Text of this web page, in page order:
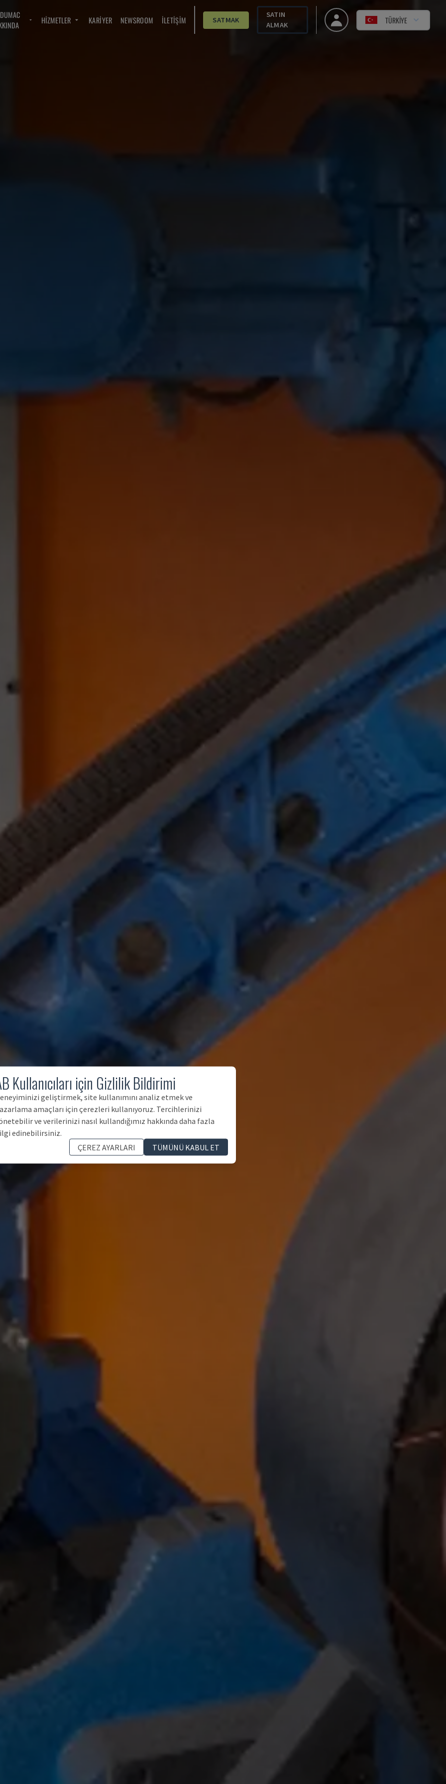
HIZMETLER KARIYER NEWSROOM İLETIŞIM SATMAK
SATIN
ALMAK
TÜRKIYE
Kullanıcıları için Gizlilik Bildirimi
geliştirmek, site kullanımını analiz etmek ve
amaçları için çerezleri kullanıyoruz. Tercihlerinizi
ve verilerinizi nasıl kullandığımız hakkında daha fazla
edinebilirsiniz.
ÇEREZ AYARLARI
TÜMÜNÜ KABUL ET